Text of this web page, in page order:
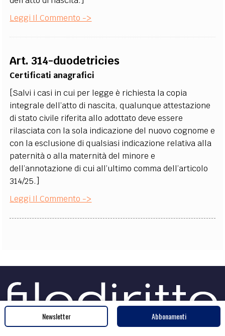
Leggi Il Commento ->
Art. 314-duodetricies
Certificati anagrafici
[Salvi i casi in cui per legge è richiesta la copia
integrale dell’atto di nascita, qualunque attestazione
di stato civile riferita allo adottato deve essere
rilasciata con la sola indicazione del nuovo cognome e
con la esclusione di qualsiasi indicazione relativa alla
paternità o alla maternità del minore e
dell’annotazione di cui all’ultimo comma dell’articolo
314/25.]
Leggi Il Commento ->
Newsletter Abbonamenti